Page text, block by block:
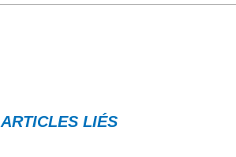
ARTICLES LIÉS